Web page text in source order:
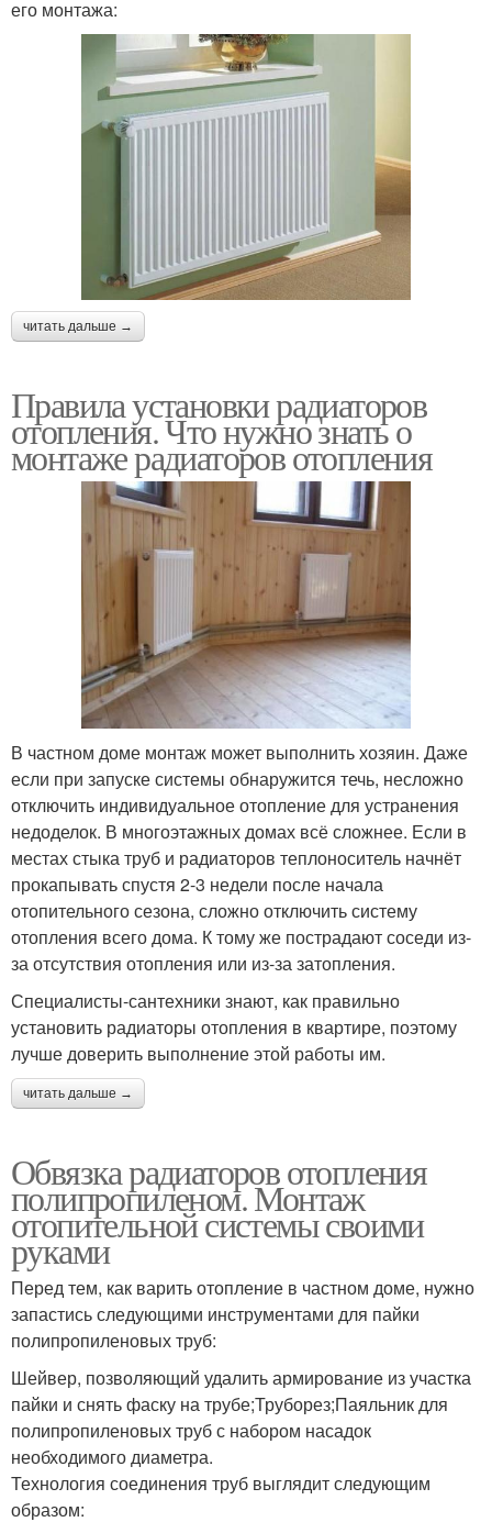
его монтажа:
читать дальше →
Правила установки радиаторов
отопления. Что нужно знать о
монтаже радиаторов отопления
В частном доме монтаж может выполнить хозяин. Даже
если при запуске системы обнаружится течь, несложно
отключить индивидуальное отопление для устранения
недоделок. В многоэтажных домах всё сложнее. Если в
местах стыка труб и радиаторов теплоноситель начнёт
прокапывать спустя 2-3 недели после начала
отопительного сезона, сложно отключить систему
отопления всего дома. К тому же пострадают соседи из-
за отсутствия отопления или из-за затопления.
Специалисты-сантехники знают, как правильно
установить радиаторы отопления в квартире, поэтому
лучше доверить выполнение этой работы им.
читать дальше →
Обвязка радиаторов отопления
полипропиленом. Монтаж
отопительной системы своими
руками
Перед тем, как варить отопление в частном доме, нужно
запастись следующими инструментами для пайки
полипропиленовых труб:
Шейвер, позволяющий удалить армирование из участка
пайки и снять фаску на трубе;Труборез;Паяльник для
полипропиленовых труб с набором насадок
необходимого диаметра.
Технология соединения труб выглядит следующим
образом: